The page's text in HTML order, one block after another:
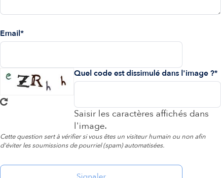
Email
Quel code est dissimulé dans l'image ?
Saisir les caractères affichés dans
l'image.
Cette question sert à vérifier si vous êtes un visiteur humain ou non afin
d'éviter les soumissions de pourriel (spam) automatisées.